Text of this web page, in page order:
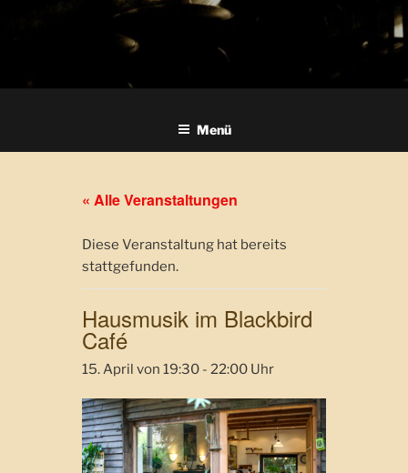
Menü
« Alle Veranstaltungen
Diese Veranstaltung hat bereits
stattgefunden.
Hausmusik im Blackbird
Café
15. April von 19:30 - 22:00